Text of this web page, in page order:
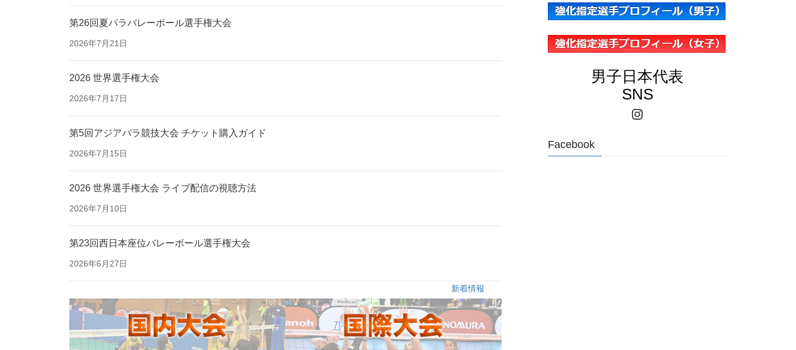
第26回夏パラバレーボール選手権大会
2026年7月21日
2026 世界選手権大会
2026年7月17日
第5回アジアパラ競技大会 チケット購入ガイド
2026年7月15日
2026 世界選手権大会 ライブ配信の視聴方法
2026年7月10日
第23回西日本座位バレーボール選手権大会
2026年6月27日
新着情報
男子日本代表
SNS
Instagram
Facebook